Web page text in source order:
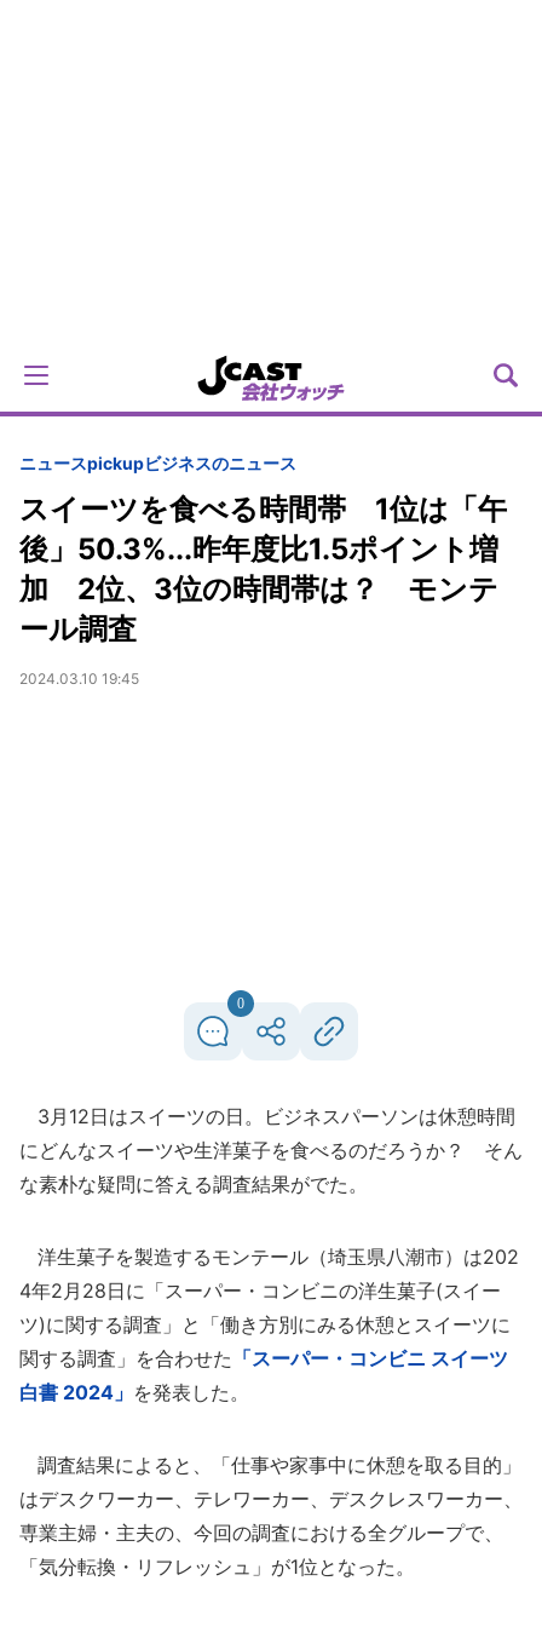
ニュースpickupビジネスのニュース
スイーツを食べる時間帯 1位は「午
後」50.3%...昨年度比1.5ポイント増
加 2位、3位の時間帯は？ モンテ
ール調査
2024.03.10 19:45
0
3月12日はスイーツの日。ビジネスパーソンは休憩時間
にどんなスイーツや生洋菓子を食べるのだろうか？ そん
な素朴な疑問に答える調査結果がでた。
洋生菓子を製造するモンテール（埼玉県八潮市）は202
4年2月28日に「スーパー・コンビニの洋生菓子(スイー
ツ)に関する調査」と「働き方別にみる休憩とスイーツに
関する調査」を合わせた 「スーパー・コンビニ スイーツ
白書 2024」 を発表した。
調査結果によると、「仕事や家事中に休憩を取る目的」
はデスクワーカー、テレワーカー、デスクレスワーカー、
専業主婦・主夫の、今回の調査における全グループで、
「気分転換・リフレッシュ」が1位となった。